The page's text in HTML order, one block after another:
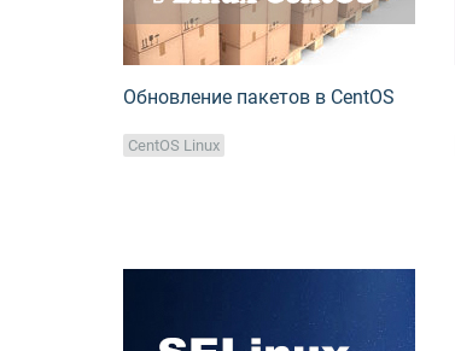
Обновление пакетов в CentOS
CentOS Linux